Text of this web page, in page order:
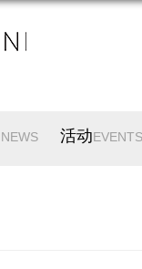
NEWS 活动EVENTS